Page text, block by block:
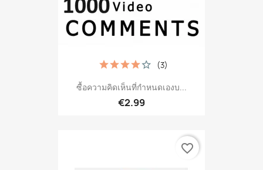
ซื้อความคิดเห็นที่กำหนดเองบ...
€2.99
(3)
favorite_border